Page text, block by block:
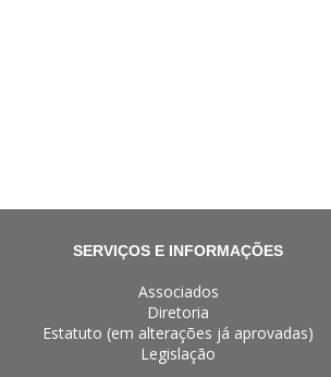
SERVIÇOS E INFORMAÇÕES
Associados
Diretoria
Estatuto (em alterações já aprovadas)
Legislação